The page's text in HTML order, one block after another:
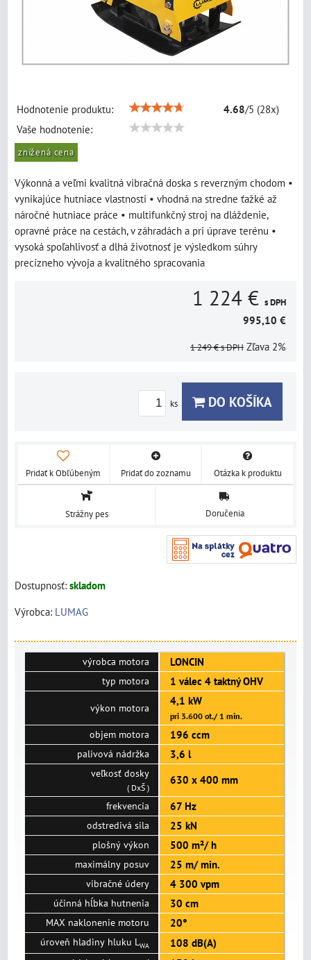
Hodnotenie produktu: 4.68/5 (28x)
Vaše hodnotenie:
znížená cena
Výkonná a veľmi kvalitná vibračná doska s reverzným chodom •
vynikajúce hutniace vlastnosti • vhodná na stredne ťažké až
náročné hutniace práce • multifunkčný stroj na dláždenie,
opravné práce na cestách, v záhradách a pri úprave terénu •
vysoká spoľahlivosť a dlhá životnosť je výsledkom súhry
precízneho vývoja a kvalitného spracovania
1 224 € s DPH
995,10 €
1 249 €s DPH Zľava 2%
ks DO KOŠÍKA
Pridať k Obľúbeným Pridať do zoznamu Otázka k produktu
Strážny pes Doručenia
Dostupnosť: skladom
Výrobca: LUMAG
výrobca motora LONCIN
typ motora 1 válec 4 taktný OHV
výkon motora
4,1 kW
pri 3.600 ot./ 1 min.
objem motora 196 ccm
palivová nádržka 3,6 l
veľkosť dosky
( DxŠ )
630 x 400 mm
frekvencia 67 Hz
odstredivá sila 25 kN
plošný výkon 500 m²/ h
maximálny posuv 25 m/ min.
vibračné údery 4 300 vpm
účinná hĺbka hutnenia 30 cm
MAX naklonenie motoru 20°
úroveň hladiny hluku LWA 108 dB(A)